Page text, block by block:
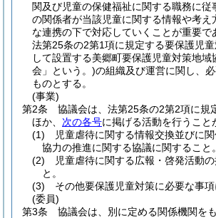
関及び児童の保健福祉に関する職務に従
の関係者が当該児童に関する情報や考え
な連携の下で対応していくことが重要で
法第25条の2第1項に規定する要保護児
して設置する美郷町要保護児童対策地域
会」という。)の組織及び運営に関し、
ものとする。
(事業)
第2条
協議会は、法第25条の2第2項に規
ほか、 次の各号に掲げる活動を行うこと
(1)
児童虐待に関する情報交換並びに
協力の推進に関する協議に関すること。
(2)
児童虐待に関する広報・啓発活動
と。
(3)
その他要保護児童対策に必要な事項
(委員)
第3条
協議会は、別に定める関係機関を